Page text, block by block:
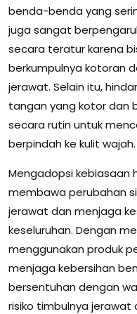
benda-benda yang
juga sangat
secara teratur karena
berkumpulnya kotoran
jerawat. Selain itu,
tangan yang kotor dan
secara rutin untuk
berpindah ke kulit wajah.
Mengadopsi kebiasaan
membawa perubahan
jerawat dan menjaga
keseluruhan. Dengan
menggunakan produk
menjaga kebersihan
bersentuhan dengan
risiko timbulnya jerawat